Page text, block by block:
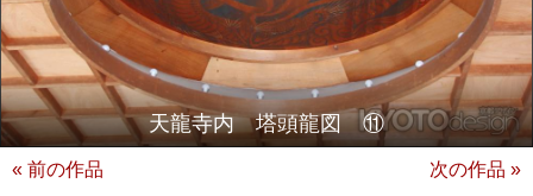
天龍寺内 塔頭龍図 ⑪
« 前の作品 次の作品 »